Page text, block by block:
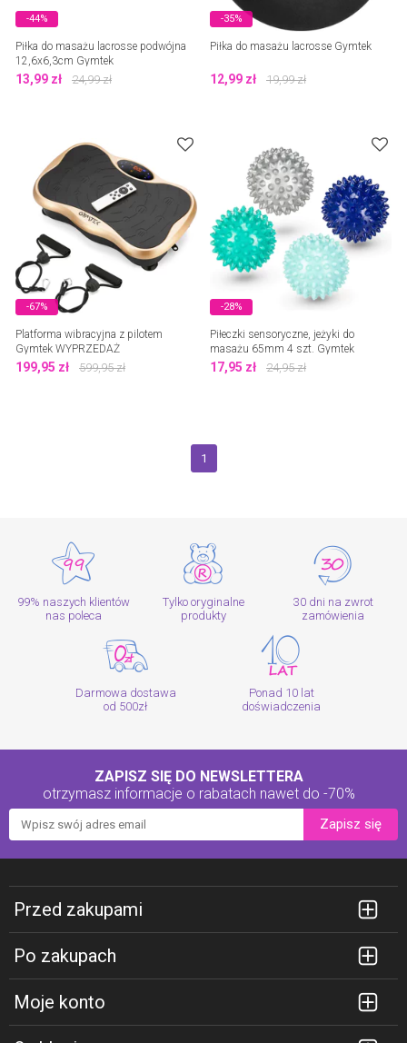
-44%
Piłka do masażu lacrosse podwójna
12,6x6,3cm Gymtek
13,99 zł 24,99zł
-35%
Piłka do masażu lacrosse Gymtek
12,99 zł 19,99zł
-67%
Platforma wibracyjna z pilotem
Gymtek WYPRZEDAŻ
199,95 zł 599,95zł
-28%
Piłeczki sensoryczne, jeżyki do
masażu 65mm 4 szt. Gymtek
17,95 zł 24,95zł
1
99% naszych klientów
nas poleca
Tylko oryginalne
produkty
30 dni na zwrot
zamówienia
Darmowa dostawa
od 500zł
Ponad 10 lat
doświadczenia
ZAPISZ SIĘ DO NEWSLETTERA
otrzymasz informacje o rabatach nawet do -70%
Zapisz się
Przed zakupami
Po zakupach
Moje konto